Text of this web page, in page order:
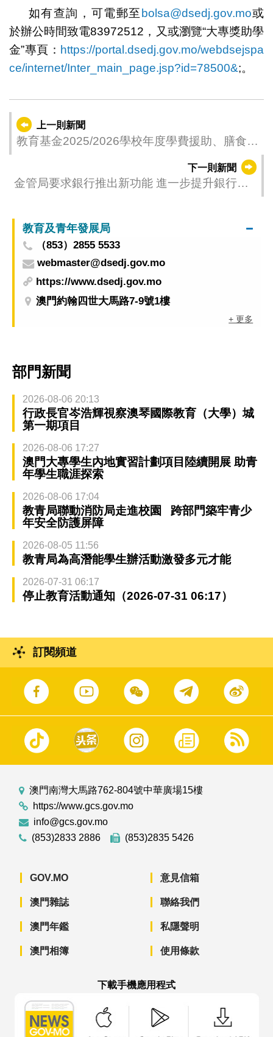
如有查詢，可電郵至bolsa@dsedj.gov.mo或
於辦公時間致電83972512，又或瀏覽“大專獎助學
金”專頁： https://portal.dsedj.gov.mo/webdsejspa
ce/internet/Inter_main_page.jsp?id=78500&;。
上一則新聞
教育基金2025/2026學校年度學費援助、膳食津
次）評審結果公佈
下一則新聞
金管局要求銀行推出新功能 進一步提升銀行卡
教育及青年發展局
（853）2855 5533
webmaster@dsedj.gov.mo
https://www.dsedj.gov.mo
澳門約翰四世大馬路7-9號1樓
+ 更多
部門新聞
2026-08-06 20:13
行政長官岑浩輝視察澳琴國際教育（大學）城
第一期項目
2026-08-06 17:27
澳門大專學生內地實習計劃項目陸續開展 助青
年學生職涯探索
2026-08-06 17:04
教青局聯動消防局走進校園 跨部門築牢青少
年安全防護屏障
2026-08-05 11:56
教青局為高潛能學生辦活動激發多元才能
2026-07-31 06:17
停止教育活動通知（2026-07-31 06:17）
訂閱頻道
澳門南灣大馬路762-804號中華廣場15樓
https://www.gcs.gov.mo
info@gcs.gov.mo
(853)2833 2886
(853)2835 5426
GOV.MO
澳門雜誌
澳門年鑑
澳門相簿
意見信箱
聯絡我們
私隱聲明
使用條款
下載手機應用程式